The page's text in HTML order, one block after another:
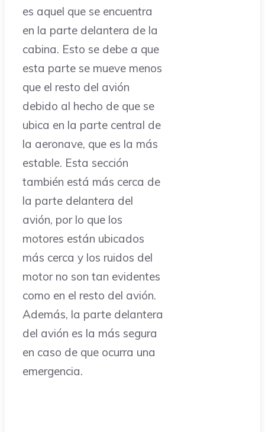
es aquel que se encuentra
en la parte delantera de la
cabina. Esto se debe a que
esta parte se mueve menos
que el resto del avión
debido al hecho de que se
ubica en la parte central de
la aeronave, que es la más
estable. Esta sección
también está más cerca de
la parte delantera del
avión, por lo que los
motores están ubicados
más cerca y los ruidos del
motor no son tan evidentes
como en el resto del avión.
Además, la parte delantera
del avión es la más segura
en caso de que ocurra una
emergencia.